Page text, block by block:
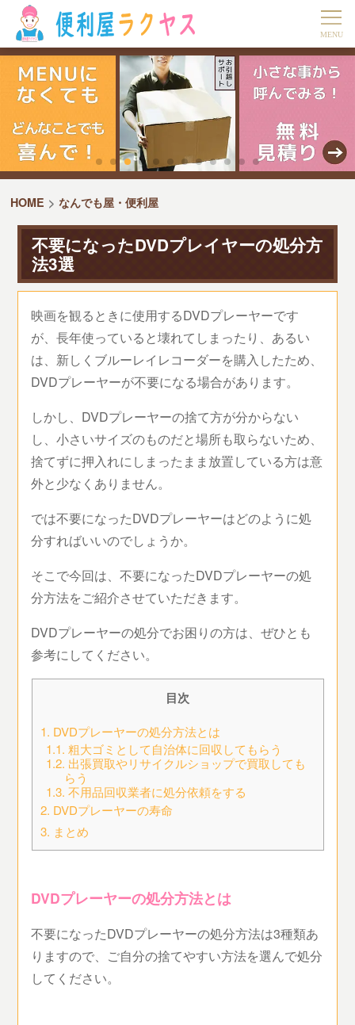
HOME なんでも屋・便利屋
不要になったDVDプレイヤーの処分方
法3選
映画を観るときに使用するDVDプレーヤーです
が、長年使っていると壊れてしまったり、あるい
は、新しくブルーレイレコーダーを購入したため、
DVDプレーヤーが不要になる場合があります。
しかし、DVDプレーヤーの捨て方が分からない
し、小さいサイズのものだと場所も取らないため、
捨てずに押入れにしまったまま放置している方は意
外と少なくありません。
では不要になったDVDプレーヤーはどのように処
分すればいいのでしょうか。
そこで今回は、不要になったDVDプレーヤーの処
分方法をご紹介させていただきます。
DVDプレーヤーの処分でお困りの方は、ぜひとも
参考にしてください。
目次
1. DVDプレーヤーの処分方法とは
1.1. 粗大ゴミとして自治体に回収してもらう
1.2. 出張買取やリサイクルショップで買取しても
らう
1.3. 不用品回収業者に処分依頼をする
2. DVDプレーヤーの寿命
3. まとめ
DVDプレーヤーの処分方法とは
不要になったDVDプレーヤーの処分方法は3種類あ
りますので、ご自分の捨てやすい方法を選んで処分
してください。